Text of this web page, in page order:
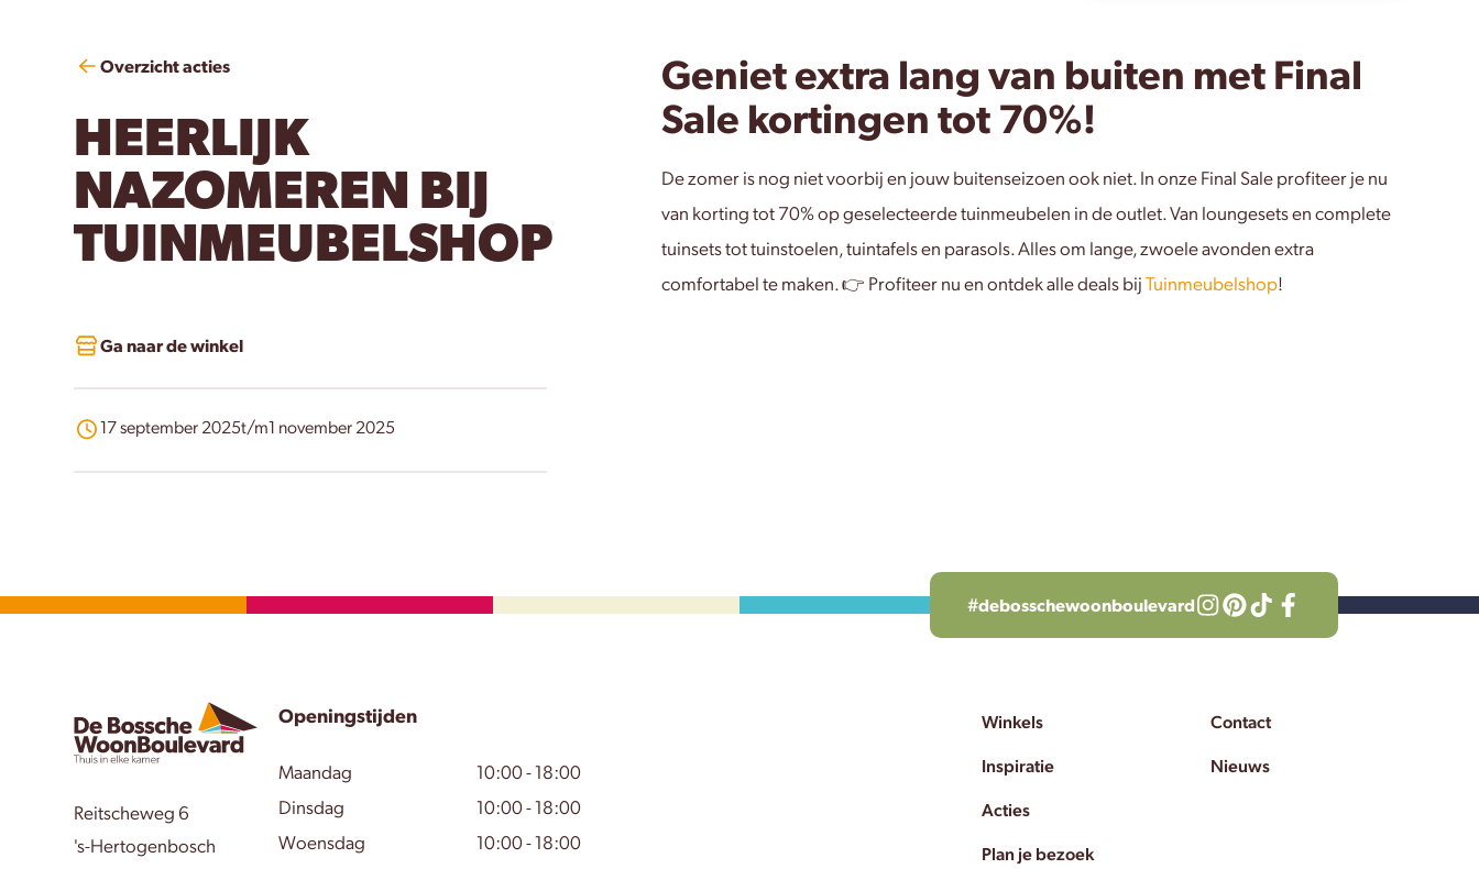
Overzicht acties
HEERLIJK
NAZOMEREN BIJ
TUINMEUBELSHOP
Ga naar de winkel
17 september 2025t/m 1 november 2025
Geniet extra lang van buiten met Final
Sale kortingen tot 70%!
De zomer is nog niet voorbij en jouw buitenseizoen ook niet. In onze Final Sale profiteer je nu
van korting tot 70% op geselecteerde tuinmeubelen in de outlet. Van loungesets en complete
tuinsets tot tuinstoelen, tuintafels en parasols. Alles om lange, zwoele avonden extra
comfortabel te maken. 👉 Profiteer nu en ontdek alle deals bijTuinmeubelshop!
Reitscheweg 6
's-Hertogenbosch
Openingstijden
Maandag
10:00 - 18:00
Dinsdag
10:00 - 18:00
Woensdag
10:00 - 18:00
Winkels
Inspiratie
Acties
Plan je bezoek
Contact
Nieuws
#debosschewoonboulevard